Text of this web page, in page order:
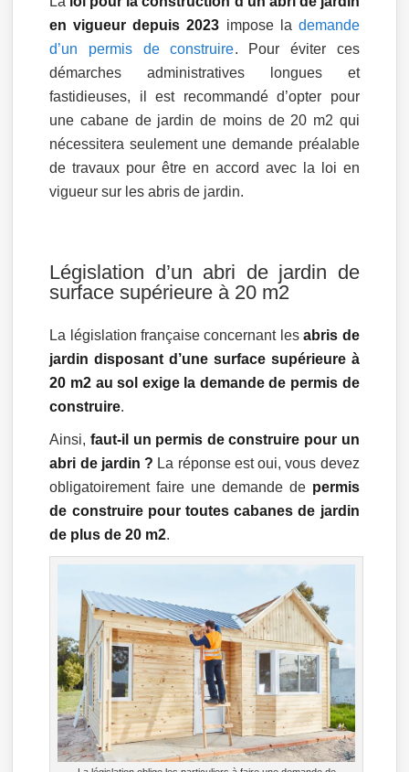
en vigueur depuis 2023 impose la demande
d’un permis de construire. Pour éviter ces
démarches administratives longues et
fastidieuses, il est recommandé d’opter pour
une cabane de jardin de moins de 20 m2 qui
nécessitera seulement une demande préalable
de travaux pour être en accord avec la loi en
vigueur sur les abris de jardin.
Législation d’un abri de jardin de
surface supérieure à 20 m2
La législation française concernant lesabris de
jardin disposant d’une surface supérieure à
20 m2 au sol exige la demande de permis de
construire.
Ainsi,faut-il un permis de construire pour un
abri de jardin ? La réponse est oui, vous devez
obligatoirement faire une demande de permis
de construire pour toutes cabanes de jardin
de plus de 20 m2.